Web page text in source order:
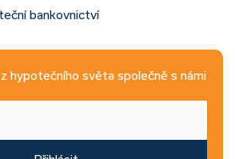
bankovnictví
hypotečního světa společně s námi